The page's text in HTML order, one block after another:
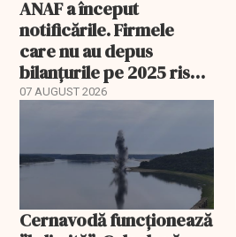
ANAF a început
notificările. Firmele
care nu au depus
bilanțurile pe 2025 riscă
să ajungă inactive fiscal
07 AUGUST 2026
Cernavodă funcționează